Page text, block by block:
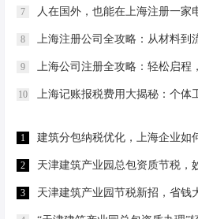
7 人在国外，也能在上海注册一家电商公司-人在国外
8 上海注册公司全攻略：从材料到流程，节税技巧大
9 上海公司注册全攻略：轻松启程，省钱省
10 上海记账报税费用大揭秘：个体工商户与有限公司，谁
1 建筑分包纳税优化，上海企业如何“节
2 天津建筑产业园总包资质节税，妙招连连看！天
3 天津建筑产业园节税新招，省钱大法好嗨哟！天